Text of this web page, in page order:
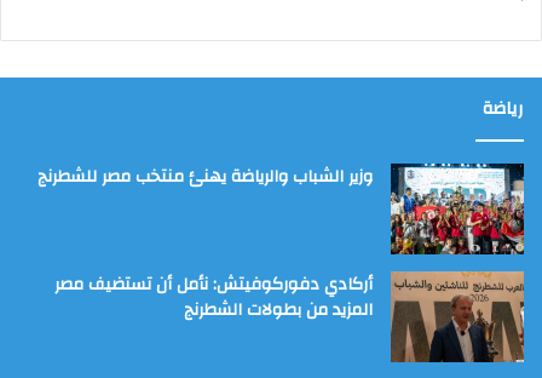
رياضة
وزير الشباب والرياضة يهنئ منتخب مصر للشطرنج
أركادي دفوركوفيتش: نأمل أن تستضيف مصر
المزيد من بطولات الشطرنج